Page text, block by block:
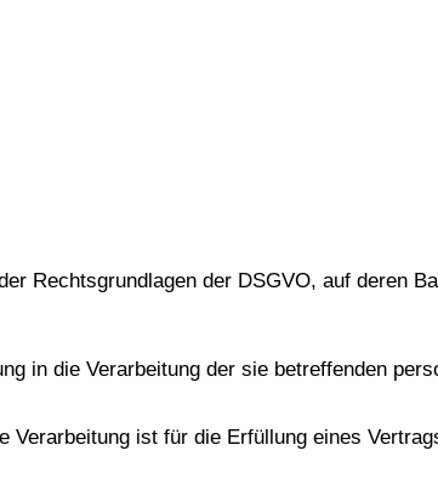
Rechtsgrundlagen der DSGVO, auf deren
in die Verarbeitung der sie betreffenden
Verarbeitung ist für die Erfüllung eines